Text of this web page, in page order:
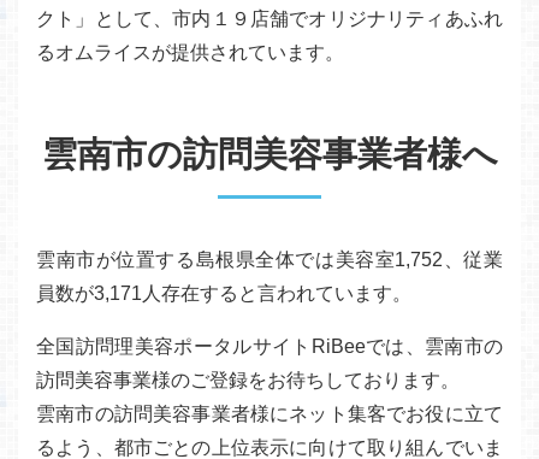
クト」として、市内１９店舗でオリジナリティあふれ
るオムライスが提供されています。
雲南市の訪問美容事業者様へ
雲南市が位置する島根県全体では美容室1,752、従業
員数が3,171人存在すると言われています。
全国訪問理美容ポータルサイトRiBeeでは、雲南市の
訪問美容事業様のご登録をお待ちしております。
雲南市の訪問美容事業者様にネット集客でお役に立て
るよう、都市ごとの上位表示に向けて取り組んでいま